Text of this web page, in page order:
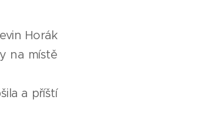
Horák
na místě
a příští